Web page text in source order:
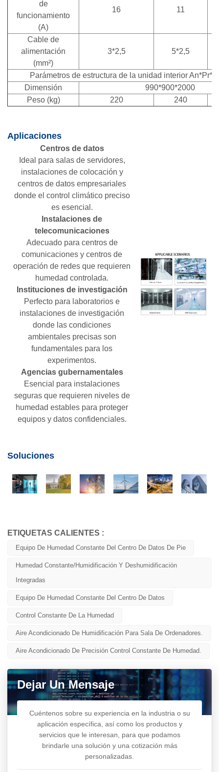
de
funcionamiento
(A)
16 11
Cable de
alimentación
(mm²)
3*2,5 5*2,5
Parámetros de estructura de la unidad interior
Dimensión
990*900*2000
Peso (kg)
220 240
Aplicaciones
Centros de datos
Ideal para salas de servidores,
instalaciones de colocación y
centros de datos empresariales
donde el control climático preciso
es esencial.
Instalaciones de
telecomunicaciones
Adecuado para centros de
comunicaciones y centros de
operación de redes que requieren
humedad controlada.
Instituciones de investigación
Perfecto para laboratorios e
instalaciones de investigación
donde las condiciones
ambientales precisas son
fundamentales para los
experimentos.
Agencias gubernamentales
Esencial para instalaciones
seguras que requieren niveles de
humedad estables para proteger
equipos y datos confidenciales.
Soluciones
ETIQUETAS CALIENTES :
Equipo De Humedad Constante Del Centro De Datos De Pie
Humedad Constante/Humidificación Y Deshumidificación
Integradas
Equipo De Humedad Constante Del Centro De Datos
Control Constante De La Humedad
Aire Acondicionado De Humidificación Para Sala De Ordenadores.
Aire Acondicionado De Precisión Control Constante De Humedad.
Dejar Un Mensaje
Cuéntenos sobre su experiencia en la industria o su
aplicación específica, así como los productos y
servicios que le interesan, para que podamos
brindarle una solución y una cotización más
personalizadas.